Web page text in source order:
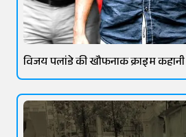
विजय पलांडे की खौफनाक क्राइम कहानी